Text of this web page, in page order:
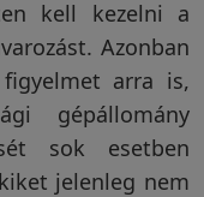
kell kezelni a
Azonban
arra is,
gépállomány
sok esetben
jelenleg nem